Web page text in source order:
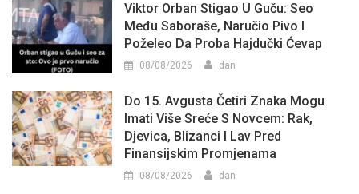
Viktor Orban Stigao U Guču: Seo
Među Saboraše, Naručio Pivo I
Poželeo Da Proba Hajdučki Ćevap
08/08/2026 dan
Do 15. Avgusta Četiri Znaka Mogu
Imati Više Sreće S Novcem: Rak,
Djevica, Blizanci I Lav Pred
Finansijskim Promjenama
08/08/2026 dan